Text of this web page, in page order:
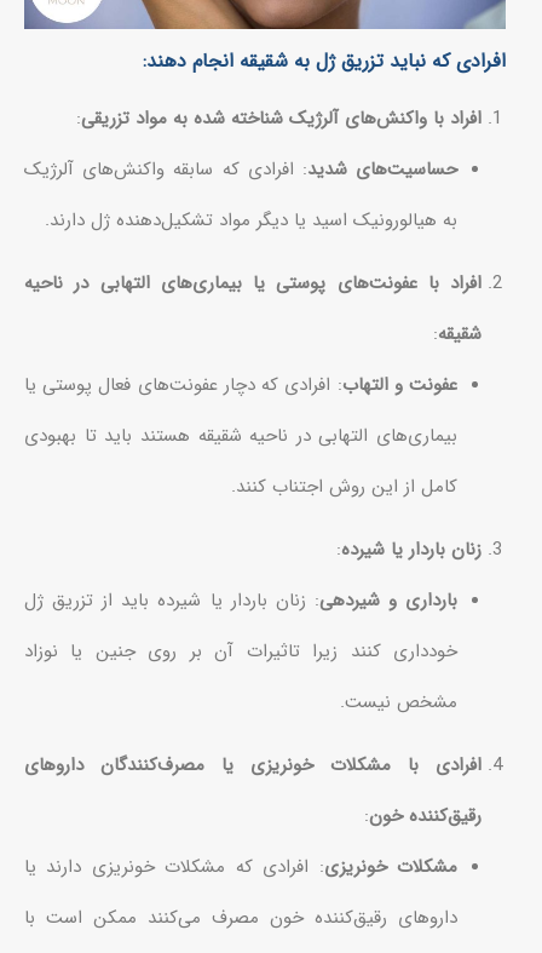
افرادی که نباید تزریق ژل به شقیقه انجام دهند:
افراد با واکنش‌های آلرژیک شناخته شده به مواد تزریقی:
حساسیت‌های شدید: افرادی که سابقه واکنش‌های آلرژیک
به هیالورونیک اسید یا دیگر مواد تشکیل‌دهنده ژل دارند.
افراد با عفونت‌های پوستی یا بیماری‌های التهابی در ناحیه
شقیقه:
عفونت و التهاب: افرادی که دچار عفونت‌های فعال پوستی یا
بیماری‌های التهابی در ناحیه شقیقه هستند باید تا بهبودی
کامل از این روش اجتناب کنند.
زنان باردار یا شیرده:
بارداری و شیردهی: زنان باردار یا شیرده باید از تزریق ژل
خودداری کنند زیرا تاثیرات آن بر روی جنین یا نوزاد
مشخص نیست.
افرادی با مشکلات خونریزی یا مصرف‌کنندگان داروهای
رقیق‌کننده خون:
مشکلات خونریزی: افرادی که مشکلات خونریزی دارند یا
داروهای رقیق‌کننده خون مصرف می‌کنند ممکن است با